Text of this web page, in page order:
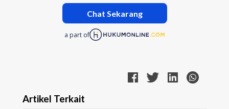
Chat Sekarang
a part of
Artikel Terkait